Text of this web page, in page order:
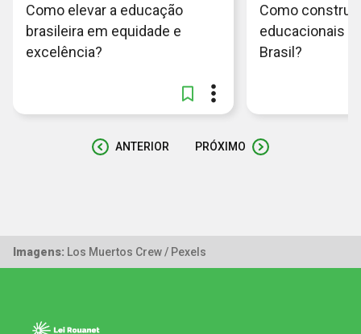
Como elevar a educação
brasileira em equidade e
excelência?
Como
educacionais
Brasil?
ANTERIOR PRÓXIMO
Imagens: Los Muertos Crew / Pexels